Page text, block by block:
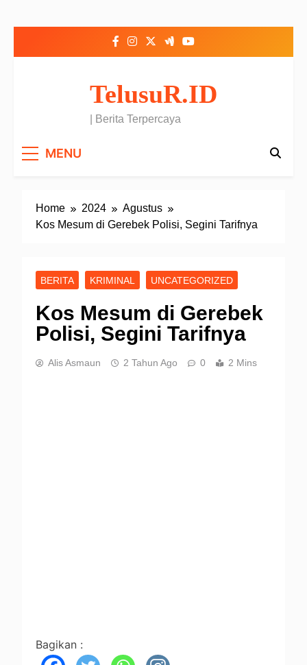
TelusuR.ID
| Berita Terpercaya
MENU
Home 2024
Agustus
Kos Mesum di Gerebek Polisi, Segini Tarifnya
BERITA KRIMINAL UNCATEGORIZED
Kos Mesum di Gerebek
Polisi, Segini Tarifnya
Alis Asmaun 2 Tahun Ago 0 2 Mins
Bagikan :